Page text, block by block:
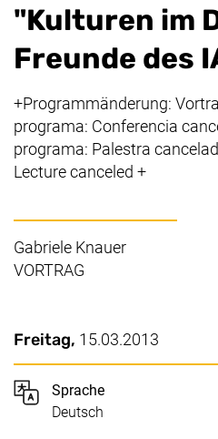
"Kulturen im
Freunde des
+Programmänderung:
programa: Conferencia
programa: Palestra
Lecture canceled +
Gabriele Knauer
VORTRAG
Wichtige Details
Datum / Dauer:
Freitag, 15.03.2013
Sprache
Deutsch